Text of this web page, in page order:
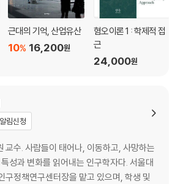
｜정결과 부정-윤리, 그리고 혐오｜예수의 근
오를 넘어서는 사랑의 실천
강화된 인종 혐오｜이주 외국인을 향한 악의적
용성을 갖춘 성숙한 공동체를 향하여
/ 장대익·조영태
근대의 기억, 산업유산
16,200원
10%
혐오이론 1 : 학제적 접
근
24,000원
림신청
교수. 사람들이 태어나, 이동하고, 사망하는
성과 변화를 읽어내는 인구학자다. 서울대
구정책연구센터장을 맡고 있으며, 학생 및